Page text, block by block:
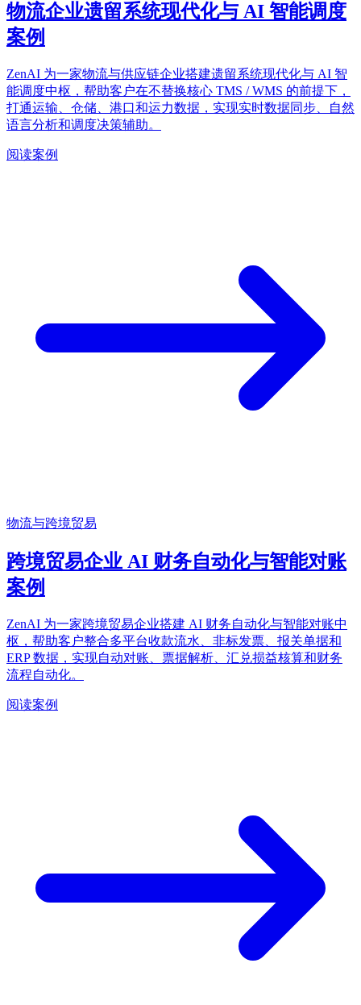
物流企业遗留系统现代化与 AI 智能调度
案例
ZenAI 为一家物流与供应链企业搭建遗留系统现代化与 AI 智
能调度中枢，帮助客户在不替换核心 TMS / WMS 的前提下，
打通运输、仓储、港口和运力数据，实现实时数据同步、自然
语言分析和调度决策辅助。
阅读案例
物流与跨境贸易
跨境贸易企业 AI 财务自动化与智能对账
案例
ZenAI 为一家跨境贸易企业搭建 AI 财务自动化与智能对账中
枢，帮助客户整合多平台收款流水、非标发票、报关单据和
ERP 数据，实现自动对账、票据解析、汇兑损益核算和财务
流程自动化。
阅读案例